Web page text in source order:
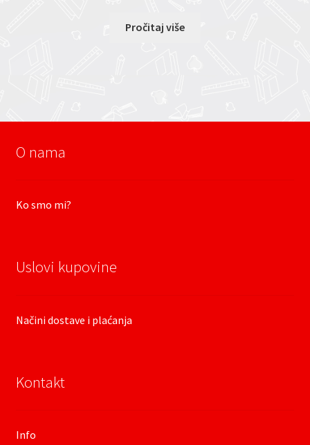
Pročitaj više
O nama
Ko smo mi?
Uslovi kupovine
Načini dostave i plaćanja
Kontakt
Info